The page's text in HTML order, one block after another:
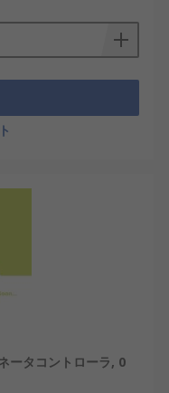
タコントローラ, 0